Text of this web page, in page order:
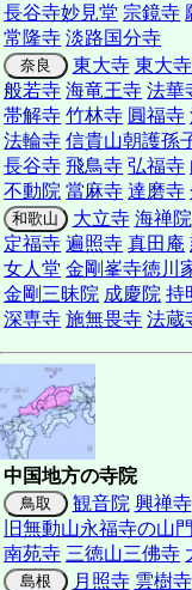
長谷寺妙見堂 宗鏡寺
常隆寺 淡路国分寺
奈良 東大寺 東大
般若寺 海竜王寺 法華
帯解寺 竹林寺 圓福寺
法輪寺 信貴山朝護孫
長谷寺 飛鳥寺 弘福寺
不動院 當麻寺 達磨寺
和歌山 大立寺 海禅院
定福寺 遍照寺 真田庵
女人堂 金剛峯寺徳川
金剛三昧院 成慶院 持
深専寺 施無畏寺 法蔵
中国地方の寺院
鳥取 観音院 興禅寺
旧無動山永福寺の山門
南苑寺 三徳山三佛寺
島根 月照寺 雲樹寺